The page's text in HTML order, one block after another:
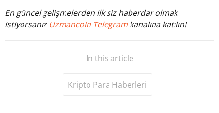
En güncel gelişmelerden ilk siz haberdar olmak
istiyorsanız Uzmancoin Telegram kanalına katılın!
In this article
Kripto Para Haberleri